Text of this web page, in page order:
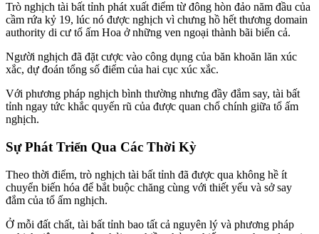
Trò nghịch tài bất tỉnh phát xuất điểm từ đông hòn đảo năm đầu của
cầm rứa kỷ 19, lúc nó được nghịch vì chưng hồ hết thương domain
authority di cư tổ ấm Hoa ở những ven ngoại thành bãi biển cả.
Người nghịch đã đặt cược vào công dụng của băn khoăn lăn xúc
xắc, dự đoán tổng số điểm của hai cục xúc xắc.
Với phương pháp nghịch bình thường nhưng đầy đắm say, tài bất
tỉnh ngay tức khắc quyến rũ của được quan chổ chính giữa tổ ấm
nghịch.
Sự Phát Triển Qua Các Thời Kỳ
Theo thời điểm, trò nghịch tài bất tỉnh đã được qua không hề ít
chuyển biến hóa để bắt buộc chăng cùng với thiết yếu và sở say
đắm của tổ ấm nghịch.
Ở mỗi đất chất, tài bất tỉnh bao tất cả nguyên lý và phương pháp